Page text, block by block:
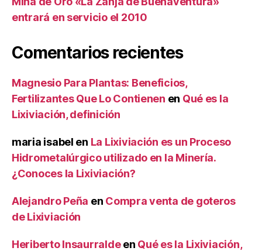
entrará en servicio el 2010
Comentarios recientes
Magnesio Para Plantas: Beneficios,
Fertilizantes Que Lo Contienen en Qué es la
Lixiviación, definición
maria isabel en La Lixiviación es un Proceso
Hidrometalúrgico utilizado en la Minería.
¿Conoces la Lixiviación?
Alejandro Peña en Compra venta de goteros
de Lixiviación
Heriberto Insaurraldeen Qué es la Lixiviación,